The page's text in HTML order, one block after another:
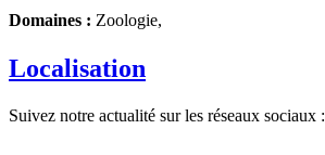
Domaines : Zoologie,
Localisation
Suivez notre actualité sur les réseaux sociaux :